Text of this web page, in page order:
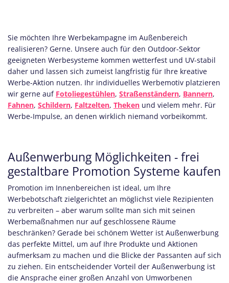
Sie möchten Ihre Werbekampagne im Außenbereich
realisieren? Gerne. Unsere auch für den Outdoor-Sektor
geeigneten Werbesysteme kommen wetterfest und UV-stabil
daher und lassen sich zumeist langfristig für Ihre kreative
Werbe-Aktion nutzen. Ihr individuelles Werbemotiv platzieren
wir gerne auf Fotoliegestühlen, Straßenständern, Bannern,
Fahnen, Schildern, Faltzelten, Theken und vielem mehr. Für
Werbe-Impulse, an denen wirklich niemand vorbeikommt.
Außenwerbung Möglichkeiten - frei
gestaltbare Promotion Systeme kaufen
Promotion im Innenbereichen ist ideal, um Ihre
Werbebotschaft zielgerichtet an möglichst viele Rezipienten
zu verbreiten – aber warum sollte man sich mit seinen
Werbemaßnahmen nur auf geschlossene Räume
beschränken? Gerade bei schönem Wetter ist Außenwerbung
das perfekte Mittel, um auf Ihre Produkte und Aktionen
aufmerksam zu machen und die Blicke der Passanten auf sich
zu ziehen. Ein entscheidender Vorteil der Außenwerbung ist
die Ansprache einer großen Anzahl von Umworbenen